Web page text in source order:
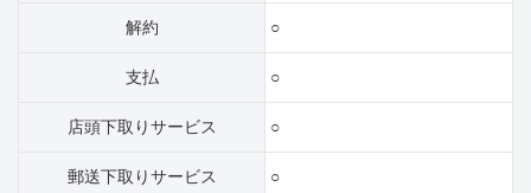
解約 ○
支払 ○
店頭下取りサービス ○
郵送下取りサービス ○